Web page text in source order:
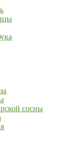
сосны